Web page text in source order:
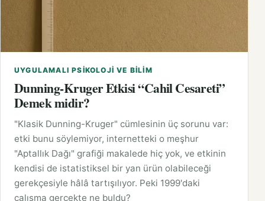
UYGULAMALI PSIKOLOJI VE BILIM
Dunning-Kruger Etkisi “Cahil Cesareti”
Demek midir?
"Klasik Dunning-Kruger" cümlesinin üç sorunu var:
etki bunu söylemiyor, internetteki o meşhur
"Aptallık Dağı" grafiği makalede hiç yok, ve etkinin
kendisi de istatistiksel bir yan ürün olabileceği
gerekçesiyle hâlâ tartışılıyor. Peki 1999'daki
çalışma gerçekte ne buldu?